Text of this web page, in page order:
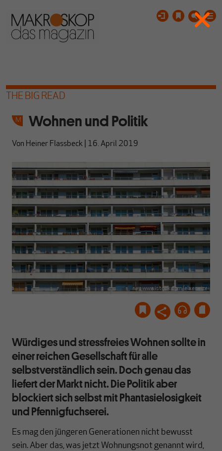
THE BIG READ
Wohnen und Politik
Von Heiner Flassbeck 16. April 2019
www.istock.com/elxeneize
Würdiges und stressfreies Wohnen sollte in
einer reichen Gesellschaft für alle
selbstverständlich sein. Doch genau das
liefert der Markt nicht. Die Politik aber
blockiert sich selbst mit Phantasielosigkeit
und Pfennigfuchserei.
Es mag den jüngeren Generationen nicht bewusst
sein. Aber das, was jetzt Wohnungsnot genannt wird,